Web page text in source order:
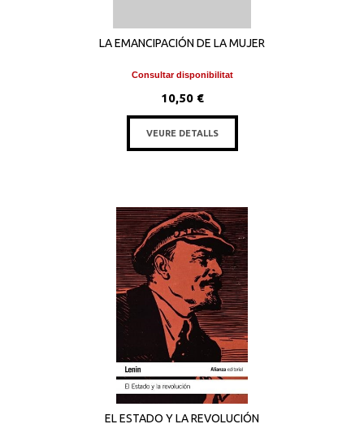
LA EMANCIPACIÓN DE LA MUJER
Consultar disponibilitat
10,50 €
VEURE DETALLS
EL ESTADO Y LA REVOLUCIÓN